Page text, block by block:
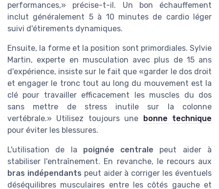
performances,» précise-t-il. Un bon échauffement
inclut généralement 5 à 10 minutes de cardio léger
suivi d'étirements dynamiques.
Ensuite, la forme et la position sont primordiales. Sylvie
Martin, experte en musculation avec plus de 15 ans
d'expérience, insiste sur le fait que «garder le dos droit
et engager le tronc tout au long du mouvement est la
clé pour travailler efficacement les muscles du dos
sans mettre de stress inutile sur la colonne
vertébrale.» Utilisez toujours une bonne technique
pour éviter les blessures.
L'utilisation de la poignée centrale peut aider à
stabiliser l'entraînement. En revanche, le recours aux
bras indépendants peut aider à corriger les éventuels
déséquilibres musculaires entre les côtés gauche et